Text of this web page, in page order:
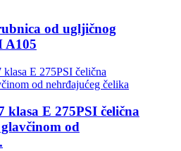
od ugljičnog
A105
klasa E 275PSI čelična
od